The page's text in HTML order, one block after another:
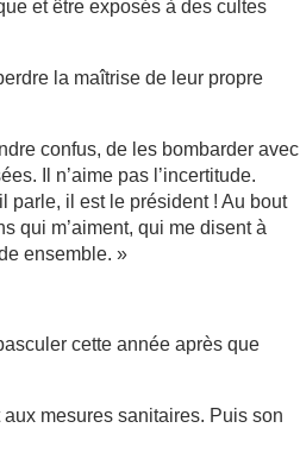
et être exposés à des cultes
la maîtrise de leur propre
confus, de les bombarder avec
Il n’aime pas l’incertitude.
parle, il est le président ! Au bout
qui m’aiment, qui me disent à
ensemble. »
cette année après que
mesures sanitaires. Puis son